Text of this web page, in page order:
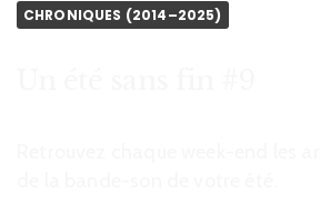
CHRONIQUES (2014–2025)